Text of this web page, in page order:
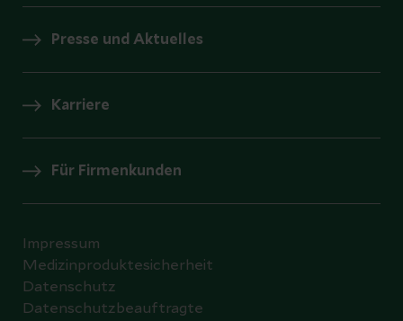
Presse und Aktuelles
Karriere
Für Firmenkunden
Impressum
Medizinproduktesicherheit
Datenschutz
Datenschutzbeauftragte